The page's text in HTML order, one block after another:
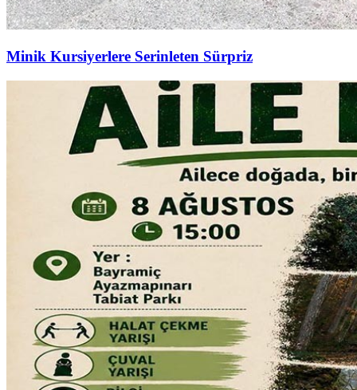
Minik Kursiyerlere Serinleten Sürpriz